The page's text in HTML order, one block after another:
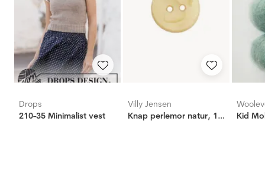
Drops
210-35 Minimalist vest
Villy Jensen
Knap perlemor natur, 15mm
Kid